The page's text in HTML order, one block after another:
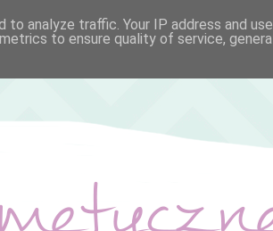
analyze traffic. Your IP address and
to ensure quality of service,